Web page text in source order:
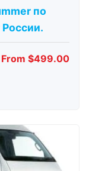
по
From $499.00